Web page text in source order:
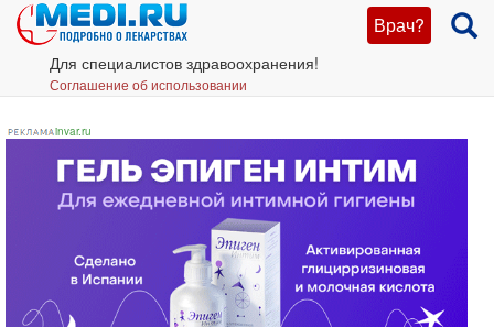
Врач?
Для специалистов здравоохранения!
Соглашение об использовании
invar.ru